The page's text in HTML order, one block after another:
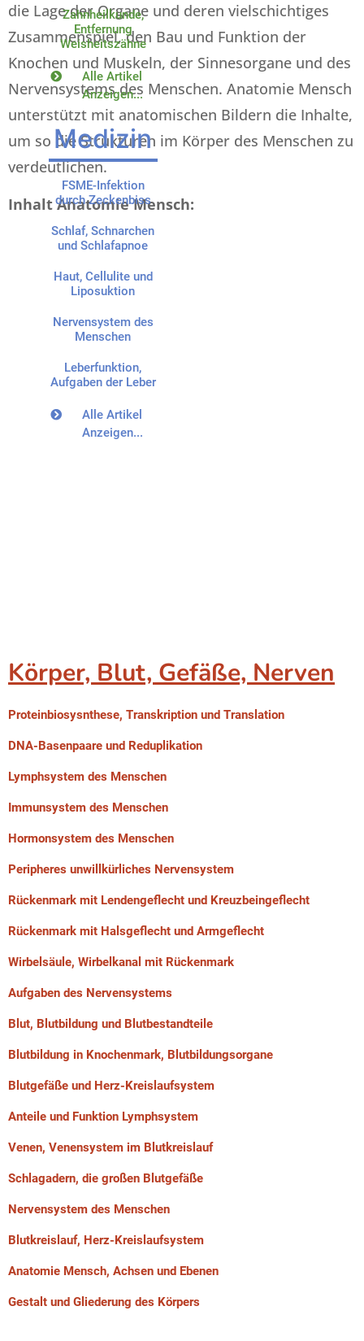
Zahnheilkunde,
Entfernung
Weisheitszähne
Alle Artikel
Anzeigen...
Medizin
FSME-Infektion
durch Zeckenbiss
Schlaf, Schnarchen
und Schlafapnoe
Haut, Cellulite und
Liposuktion
Nervensystem des
Menschen
Leberfunktion,
Aufgaben der Leber
Alle Artikel
Anzeigen...
die Lage der Organe und deren vielschichtiges
Zusammenspiel, den Bau und Funktion der
Knochen und Muskeln, der Sinnesorgane und des
Nervensystems des Menschen. Anatomie Mensch
unterstützt mit anatomischen Bildern die Inhalte,
um so die Strukturen im Körper des Menschen zu
verdeutlichen.
Inhalt Anatomie Mensch:
Körper, Blut, Gefäße, Nerven
Proteinbiosysnthese, Transkription und Translation
DNA-Basenpaare und Reduplikation
Lymphsystem des Menschen
Immunsystem des Menschen
Hormonsystem des Menschen
Peripheres unwillkürliches Nervensystem
Rückenmark mit Lendengeflecht und Kreuzbeingeflecht
Rückenmark mit Halsgeflecht und Armgeflecht
Wirbelsäule, Wirbelkanal mit Rückenmark
Aufgaben des Nervensystems
Blut, Blutbildung und Blutbestandteile
Blutbildung in Knochenmark, Blutbildungsorgane
Blutgefäße und Herz-Kreislaufsystem
Anteile und Funktion Lymphsystem
Venen, Venensystem im Blutkreislauf
Schlagadern, die großen Blutgefäße
Nervensystem des Menschen
Blutkreislauf, Herz-Kreislaufsystem
Anatomie Mensch, Achsen und Ebenen
Gestalt und Gliederung des Körpers